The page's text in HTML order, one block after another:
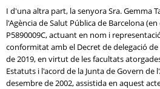
I d'una altra part, la senyora Sra. Gemma
l'Agència de Salut Pública de Barcelona
P5890009C, actuant en nom i
conformitat amb el Decret de delegació
de 2019, en virtut de les facultats
Estatuts i l'acord de la Junta de Govern de
desembre de 2002, assistida en aquest